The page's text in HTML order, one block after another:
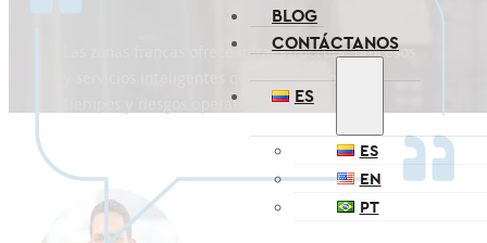
BLOG
CONTÁCTANOS
ES
ES
EN
PT
Las zonas francas ofrece infraestructura, procesos
y servicios inteligentes que reducen costos,
tiempos y riesgos operativos.